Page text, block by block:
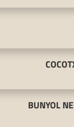
BUNYOL